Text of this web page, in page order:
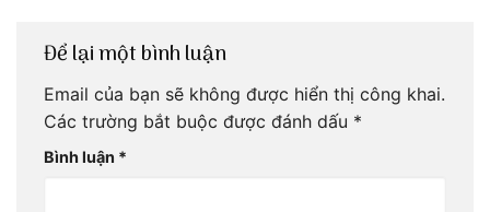
Để lại một bình luận
Email của bạn sẽ không được hiển thị công khai.
Các trường bắt buộc được đánh dấu *
Bình luận *